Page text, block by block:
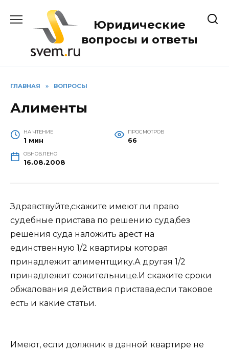
содержанию
Юридические
вопросы и ответы
ГЛАВНАЯ » ВОПРОСЫ
Алименты
НА ЧТЕНИЕ
1 мин
ПРОСМОТРОВ
66
ОБНОВЛЕНО
16.08.2008
Здравствуйте,скажите имеют ли право
судебные пристава по решению суда,без
решения суда наложить арест на
единственную 1/2 квартиры которая
принадлежит алиментщику.А другая 1/2
принадлежит сожительнице.И скажите сроки
обжалования действия пристава,если таковое
есть и какие статьи.
Имеют, если должник в данной квартире не